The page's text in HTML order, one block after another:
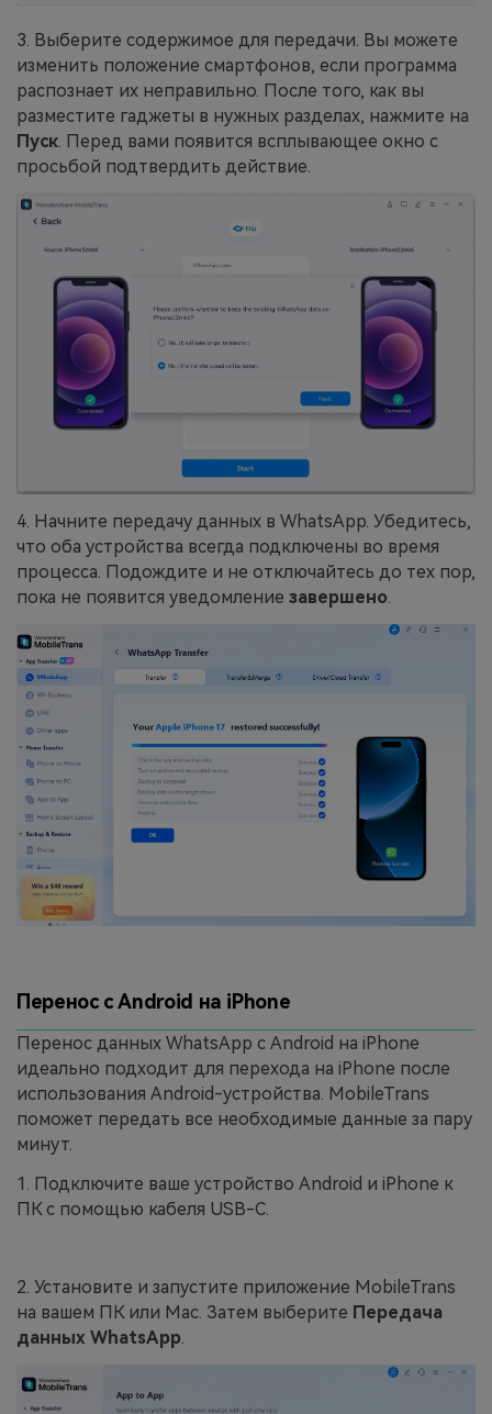
3. Выберите содержимое для передачи. Вы можете
изменить положение смартфонов, если программа
распознает их неправильно. После того, как вы
разместите гаджеты в нужных разделах, нажмите на
Пуск . Перед вами появится всплывающее окно с
просьбой подтвердить действие.
4. Начните передачу данных в WhatsApp. Убедитесь,
что оба устройства всегда подключены во время
процесса. Подождите и не отключайтесь до тех пор,
пока не появится уведомление завершено.
Перенос с Android на iPhone
Перенос данных WhatsApp с Android на iPhone
идеально подходит для перехода на iPhone после
использования Android-устройства. MobileTrans
поможет передать все необходимые данные за пару
минут.
1. Подключите ваше устройство Android и iPhone к
ПК с помощью кабеля USB-C.
2. Установите и запустите приложение MobileTrans
на вашем ПК или Mac. Затем выберите Передача
данных WhatsApp.